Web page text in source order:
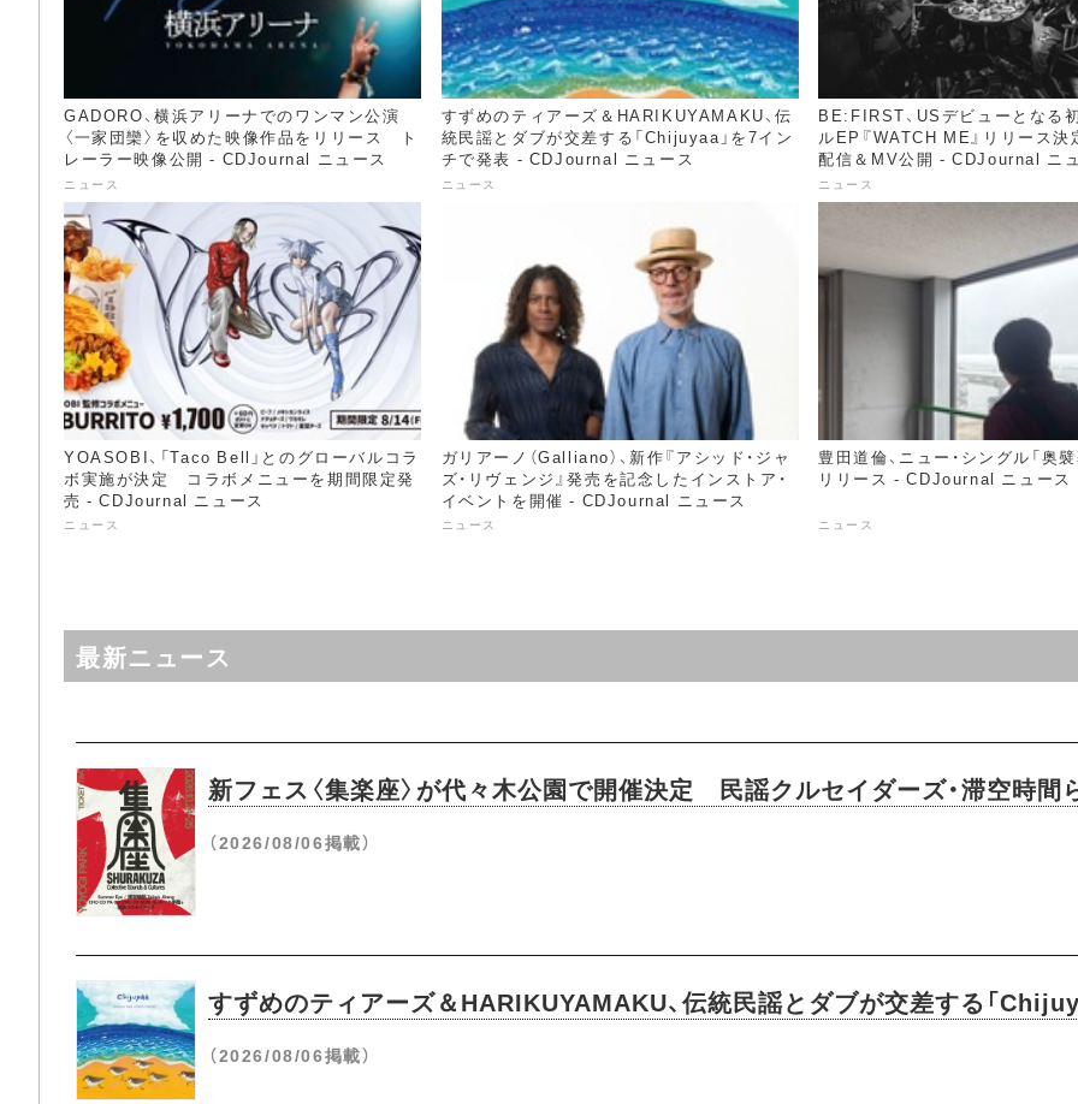
GADORO、横浜アリーナでのワンマン公演
〈一家団欒〉を収めた映像作品をリリース ト
レーラー映像公開 - CDJournal ニュース
ニュース
すずめのティアーズ＆HARIKUYAMAKU、伝
統民謡とダブが交差する「Chijuyaa」を7イン
チで発表 - CDJournal ニュース
ニュース
BE:FIRST、USデビューとなる
ルEP『WATCH ME』リリース
配信＆MV公開 - CDJournal ニ
ニュース
YOASOBI、「Taco Bell」とのグローバルコラ
ボ実施が決定 コラボメニューを期間限定発
売 - CDJournal ニュース
ニュース
ガリアーノ（Galliano）、新作『アシッド・ジャ
ズ・リヴェンジ』発売を記念したインストア・
イベントを開催 - CDJournal ニュース
ニュース
豊田道倫、ニュー・シングル「奥
リリース - CDJournal ニュース
ニュース
最新ニュース
新フェス〈集楽座〉が代々木公園で開催決定 民謡クルセイダーズ・滞空時間
（2026/08/06掲載）
すずめのティアーズ＆HARIKUYAMAKU、伝統民謡とダブが交差する「
（2026/08/06掲載）